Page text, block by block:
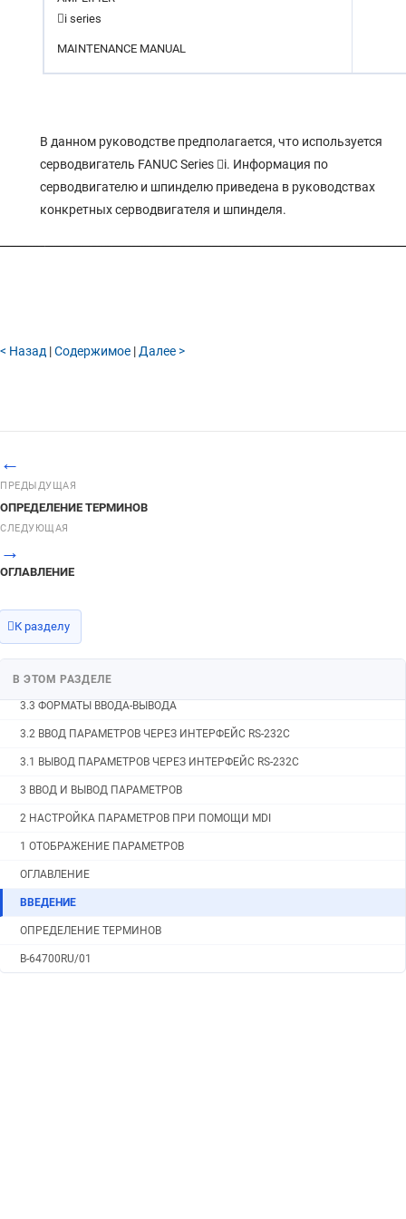
 iseries
MAINTENANCE MANUAL
В данном руководстве предполагается, что используется
серводвигатель FANUC Series i. Информация по
серводвигателю и шпинделю приведена в руководствах
конкретных серводвигателя и шпинделя.
< Назад |Содержимое | Далее >
←
ПРЕДЫДУЩАЯ
ОПРЕДЕЛЕНИЕ ТЕРМИНОВ
СЛЕДУЮЩАЯ
→
ОГЛАВЛЕНИЕ
К разделу
В ЭТОМ РАЗДЕЛЕ
4.6 ПАРАМЕТРЫ ИНТЕРФЕЙСА RS-232-C
4.1 ТИП ВВОДА
4 ОПИСАНИЕ ПАРАМЕТРОВ
3.3.8 Формат байта, слова и двойного слова
3.3.7 Формат бита шпинделя
3.3.6 Формат бита оси
3.3.5 Формат бита пути
3.3.3 Битовый формат
3.3.1 Ключевые слова
3.3 ФОРМАТЫ ВВОДА-ВЫВОДА
3.2 ВВОД ПАРАМЕТРОВ ЧЕРЕЗ ИНТЕРФЕЙС RS-232C
3.1 ВЫВОД ПАРАМЕТРОВ ЧЕРЕЗ ИНТЕРФЕЙС RS-232C
3 ВВОД И ВЫВОД ПАРАМЕТРОВ
2 НАСТРОЙКА ПАРАМЕТРОВ ПРИ ПОМОЩИ MDI
1 ОТОБРАЖЕНИЕ ПАРАМЕТРОВ
ОГЛАВЛЕНИЕ
ВВЕДЕНИЕ
ОПРЕДЕЛЕНИЕ ТЕРМИНОВ
B-64700RU/01